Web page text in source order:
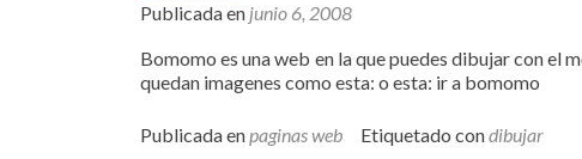
Publicada en junio 6, 2008
Bomomo es una web en la que puedes dibujar con el
quedan imagenes como esta: o esta: ir a bomomo
Publicada enpaginas web Etiquetado condibujar